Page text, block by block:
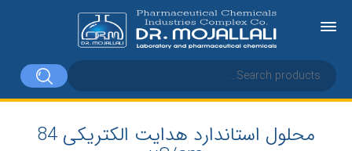
محلول استاندارد هدایت الکتریکی 84